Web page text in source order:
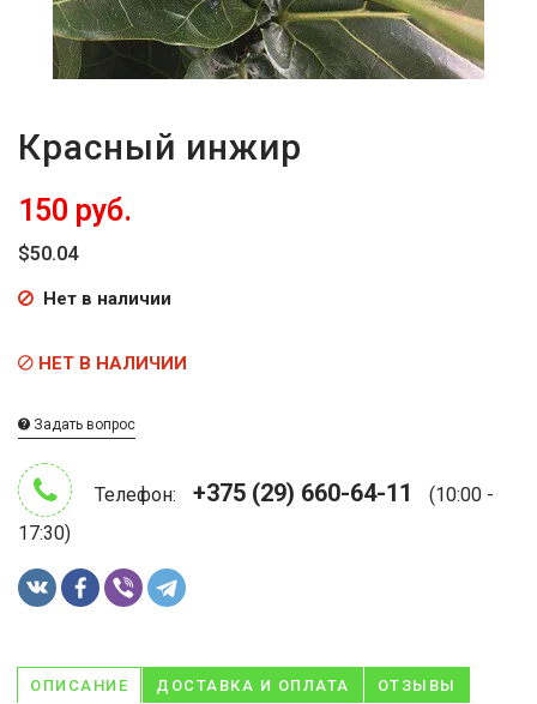
Красный инжир
150 руб.
$50.04
Нет в наличии
НЕТ В НАЛИЧИИ
Задать вопрос
Телефон: +375 (29) 660-64-11
(10:00 -
17:30)
ОПИСАНИЕ ДОСТАВКА И ОПЛАТА ОТЗЫВЫ